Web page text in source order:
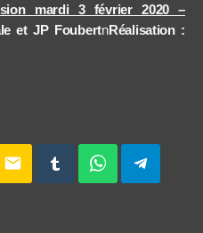
mardi 3 février 2020 –
et JP FoubertnRéalisation :
email